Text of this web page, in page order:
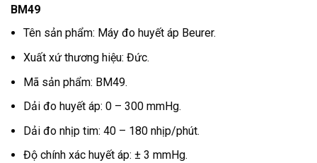
BM49
Tên sản phẩm: Máy đo huyết áp Beurer.
Xuất xứ thương hiệu: Đức.
Mã sản phẩm: BM49.
Dải đo huyết áp: 0 – 300 mmHg.
Dải đo nhịp tim: 40 – 180 nhịp/phút.
Độ chính xác huyết áp: ± 3 mmHg.